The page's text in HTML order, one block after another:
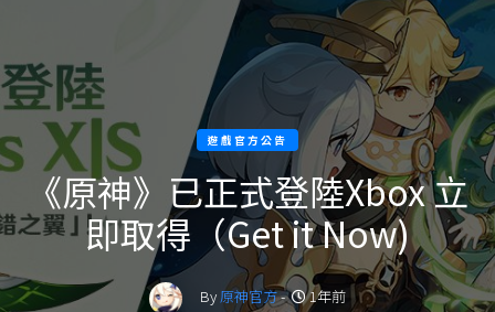
遊戲官方公告
《原神》已正式登陸Xbox 立
即取得（Get it Now)
By原神官方- 1年前